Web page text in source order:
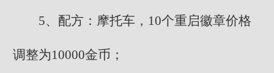
5、配方：摩托车，10个重启徽章价格
调整为10000金币；